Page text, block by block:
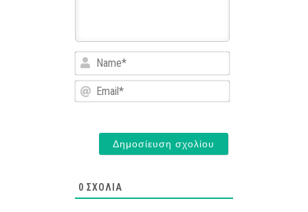
Name*
Email*
0 ΣΧΌΛΙΑ